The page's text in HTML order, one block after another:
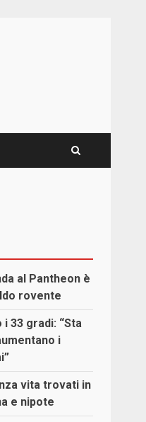
al Pantheon è
rovente
33 gradi: “Sta
i
vita trovati in
e nipote